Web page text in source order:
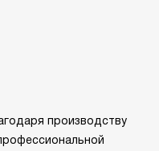
производству